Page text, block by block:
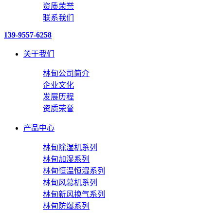
资质荣誉
联系我们
139-9557-6258
关于我们
林甸公司简介
企业文化
发展历程
资质荣誉
产品中心
林甸除湿机系列
林甸加湿系列
林甸恒温恒湿系列
林甸风幕机系列
林甸新风换气系列
林甸防爆系列